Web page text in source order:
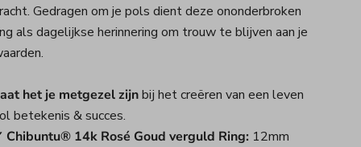
Gedragen om je pols dient deze ononderbroken
als dagelijkse herinnering om trouw te blijven aan je
het je metgezel zijnbij het creëren van een leven
betekenis & succes.
Chibuntu® 14k Rosé Goud verguld Ring: 12mm